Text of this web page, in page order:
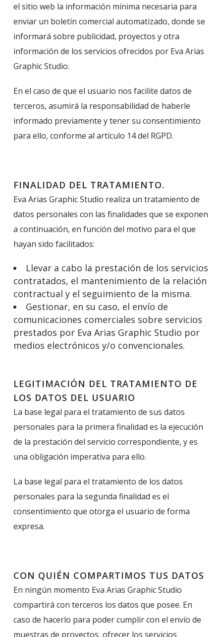
el sitio web la información mínima necesaria para
enviar un boletín comercial automatizado, donde se
informará sobre publicidad, proyectos y otra
información de los servicios ofrecidos por Eva Arias
Graphic Studio.
En el caso de que el usuario nos facilite datos de
terceros, asumirá la responsabilidad de haberle
informado previamente y tener su consentimiento
para ello, conforme al artículo 14 del RGPD.
FINALIDAD DEL TRATAMIENTO.
Eva Arias Graphic Studio realiza un tratamiento de
datos personales con las finalidades que se exponen
a continuación, en función del motivo para el que
hayan sido facilitados:
Llevar a cabo la prestación de los servicios
contratados, el mantenimiento de la relación
contractual y el seguimiento de la misma.
Gestionar, en su caso, el envío de
comunicaciones comerciales sobre servicios
prestados por Eva Arias Graphic Studio por
medios electrónicos y/o convencionales.
LEGITIMACIÓN DEL TRATAMIENTO DE
LOS DATOS DEL USUARIO
La base legal para el tratamiento de sus datos
personales para la primera finalidad es la ejecución
de la prestación del servicio correspondiente, y es
una obligación imperativa para ello.
La base legal para el tratamiento de los datos
personales para la segunda finalidad es el
consentimiento que otorga el usuario de forma
expresa.
CON QUIÉN COMPARTIMOS TUS DATOS
En ningún momento Eva Arias Graphic Studio
compartirá con terceros los datos que posee. En
caso de hacerlo para poder cumplir con el envío de
muestras de proyectos, ofrecer los servicios